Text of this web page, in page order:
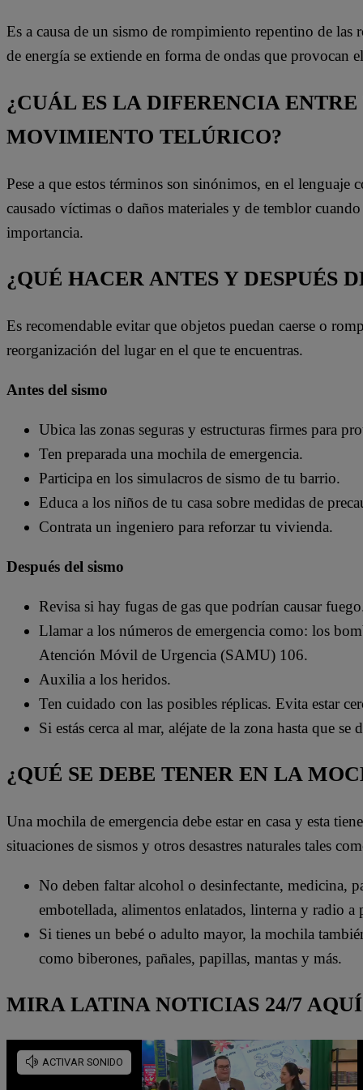
Es a causa de un sismo de rompimiento repentino de
de energía se extiende en forma de ondas que provocan
¿CUÁL ES LA DIFERENCIA
MOVIMIENTO TELÚRICO?
Pese a que estos términos son sinónimos, en el lenguaje
causado víctimas o daños materiales y de temblor
importancia.
¿QUÉ HACER ANTES Y DESPUÉS
Es recomendable evitar que objetos puedan caerse o
reorganización del lugar en el que te encuentras.
Antes del sismo
Ubica las zonas seguras y estructuras firmes para
Ten preparada una mochila de emergencia.
Participa en los simulacros de sismo de tu barrio.
Educa a los niños de tu casa sobre medidas de
Contrata un ingeniero para reforzar tu vivienda.
Después del sismo
Revisa si hay fugas de gas que podrían causar
Llamar a los números de emergencia como: los
Atención Móvil de Urgencia (SAMU) 106.
Auxilia a los heridos.
Ten cuidado con las posibles réplicas. Evita estar
Si estás cerca al mar, aléjate de la zona hasta que
¿QUÉ SE DEBE TENER EN LA
Una mochila de emergencia debe estar en casa y esta
situaciones de sismos y otros desastres naturales tales
No deben faltar alcohol o desinfectante, medicina,
embotellada, alimentos enlatados, linterna y radio a
Si tienes un bebé o adulto mayor, la mochila
como biberones, pañales, papillas, mantas y más.
MIRA LATINA NOTICIAS 24/7 AQUÍ